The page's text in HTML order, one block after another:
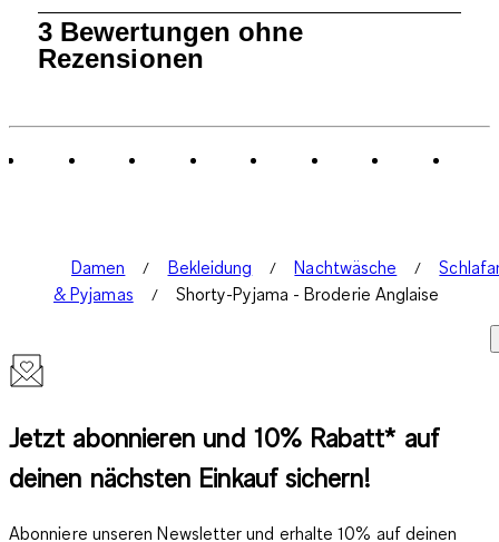
bis
3
Bewertungen.
3 Bewertungen ohne
Rezensionen
Damen Bekleidung Nachtwäsche
& Pyjamas
Shorty-Pyjama - Broderie Anglaise
Jetzt abonnieren und 10% Rabatt* auf
deinen nächsten Einkauf sichern!
Abonniere unseren Newsletter und erhalte 10% auf deinen